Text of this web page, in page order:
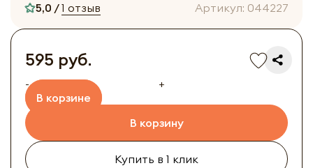
5,0 /1 отзыв Артикул: 044227
595 руб.
-
+
В корзине
В корзину
Купить в 1 клик